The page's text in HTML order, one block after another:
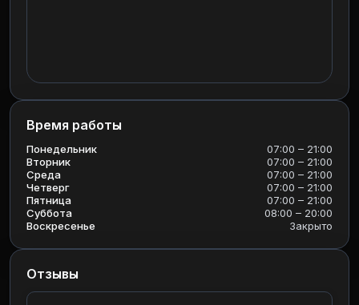
Время работы
Понедельник
07:00 – 21:00
Вторник
07:00 – 21:00
Среда
07:00 – 21:00
Четверг
07:00 – 21:00
Пятница
07:00 – 21:00
Суббота
08:00 – 20:00
Воскресенье
Закрыто
Отзывы